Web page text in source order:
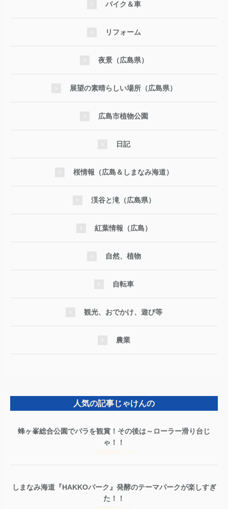
バイク＆車
リフォーム
夜景（広島県）
展望の素晴らしい場所（広島県）
広島市植物公園
日記
桜情報（広島＆しまなみ海道）
渓谷と滝（広島県）
紅葉情報（広島）
自然、植物
自転車
観光、おでかけ、遊び等
農業
人気の記事じゃけんの
蜂ヶ峯総合公園でバラを観賞！その後は～ローラー滑り台じ
ゃ！！
しまなみ海道『HAKKOパーク』発酵のテーマパークが楽しすぎ
た！！